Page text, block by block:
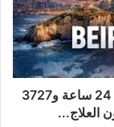
#عاجل الصحّة الإسرائيليّة: 192 مصاباً خلال 24 ساعة و3727